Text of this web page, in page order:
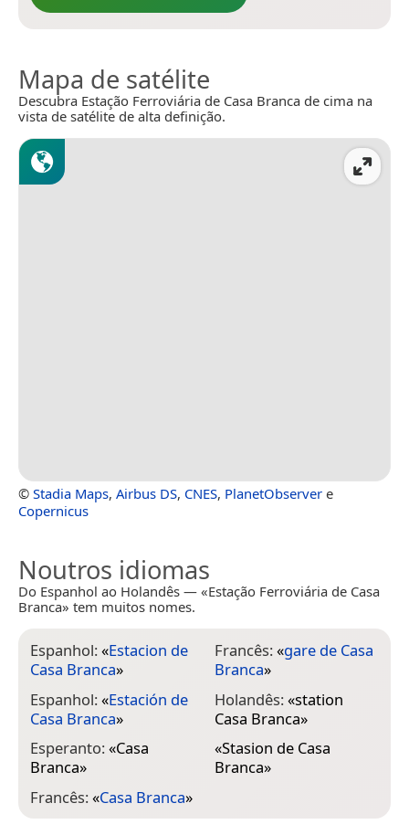
Mapa de satélite
Descubra Estação Ferroviária de Casa Branca de cima na
vista de satélite de alta definição.
© Stadia Maps, Airbus DS, CNES, PlanetObserver e
Copernicus
Noutros idiomas
Do Espanhol ao Holandês — «Estação Ferroviária de Casa
Branca» tem muitos nomes.
Espanhol:«Estacion de
Casa Branca»
Espanhol:«Estación de
Casa Branca»
Esperanto:«Casa
Branca»
Francês:«Casa Branca»
Francês:«gare de Casa
Branca»
Holandês:«station
Casa Branca»
«Stasion de Casa
Branca»